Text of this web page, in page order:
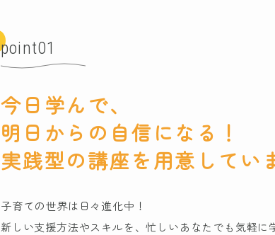
point01
今日学んで、
明日からの自信になる！
実践型の講座を用意してい
子育ての世界は日々進化中！
新しい支援方法やスキルを、忙しいあなたでも気軽に